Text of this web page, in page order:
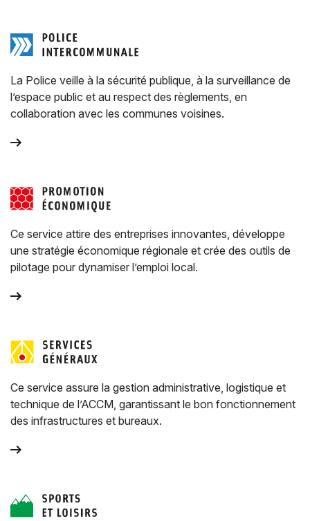
La Police veille à la sécurité publique, à la surveillance de
l’espace public et au respect des règlements, en
collaboration avec les communes voisines.
Ce service attire des entreprises innovantes, développe
une stratégie économique régionale et crée des outils de
pilotage pour dynamiser l’emploi local.
Ce service assure la gestion administrative, logistique et
technique de l’ACCM, garantissant le bon fonctionnement
des infrastructures et bureaux.